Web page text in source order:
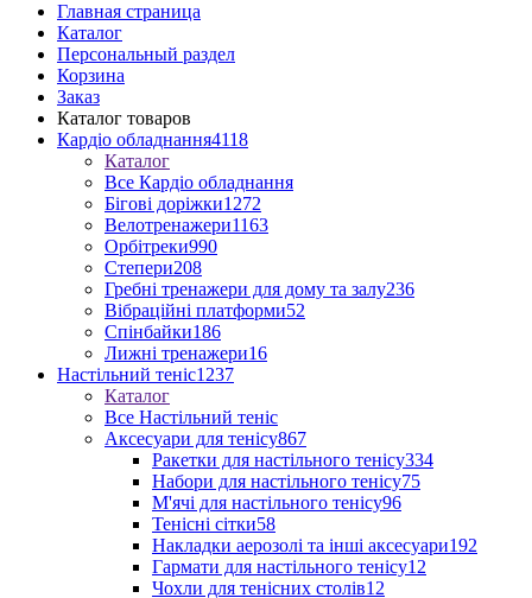
Главная страница
Каталог
Персональный раздел
Корзина
Заказ
Каталог товаров
Кардіо обладнання4118
Каталог
Все Кардіо обладнання
Бігові доріжки1272
Велотренажери1163
Орбітреки990
Степери208
Гребні тренажери для дому та залу236
Вібраційні платформи52
Спінбайки186
Лижні тренажери16
Настільний теніс1237
Каталог
Все Настільний теніс
Аксесуари для тенісу867
Ракетки для настільного тенісу334
Набори для настільного тенісу75
М'ячі для настільного тенісу96
Тенісні сітки58
Накладки аерозолі та інші аксесуари192
Гармати для настільного тенісу12
Чохли для тенісних столів12